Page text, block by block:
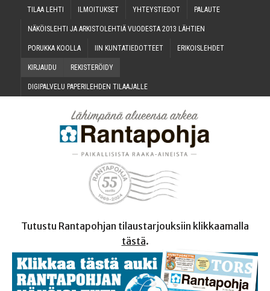
TILAA LEH­TI ILMOI­TUK­SET YHTEYS­TIE­DOT PALAU­TE
NÄKÖIS­LEH­TI JA ARKIS­TO­LEH­TIÄ VUO­DES­TA 2013 LÄHTIEN
PORUK­KA KOOLLA IIN KUN­TA­TIE­DOT­TEET ERI­KOIS­LEH­DET
KIR­JAU­DU REKIS­TE­RÖI­DY
DIGI­PAL­VE­LU PAPE­RI­LEH­DEN TILAAJALLE
Tutustu Rantapohjan tilaustarjouksiin klikkaamalla
tästä.